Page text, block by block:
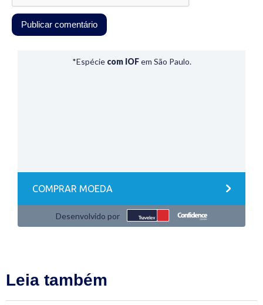
Leia também